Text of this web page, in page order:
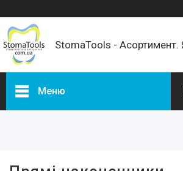
StomaTools - Асортимент.
Меню